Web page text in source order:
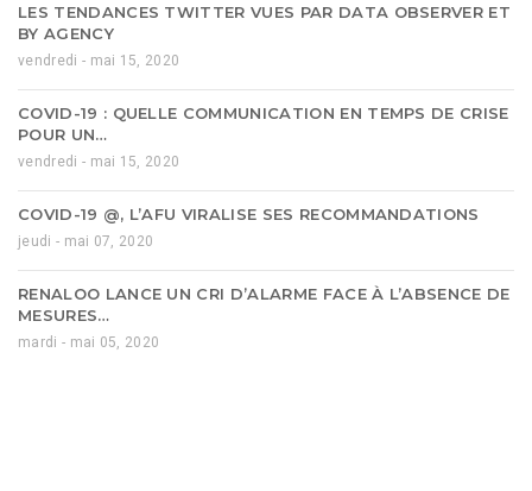
LES TENDANCES TWITTER VUES PAR DATA OBSERVER ET
BY AGENCY
vendredi - mai 15, 2020
COVID-19 : QUELLE COMMUNICATION EN TEMPS DE CRISE
POUR UN…
vendredi - mai 15, 2020
COVID-19 @, L’AFU VIRALISE SES RECOMMANDATIONS
jeudi - mai 07, 2020
RENALOO LANCE UN CRI D’ALARME FACE À L’ABSENCE DE
MESURES…
mardi - mai 05, 2020